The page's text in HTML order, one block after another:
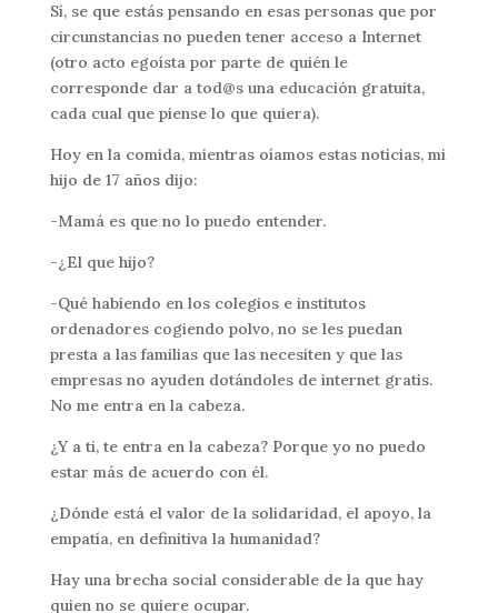
Sí, se que estás pensando en esas personas que por
circunstancias no pueden tener acceso a Internet
(otro acto egoísta por parte de quién le
corresponde dar a tod@s una educación gratuita,
cada cual que piense lo que quiera).
Hoy en la comida, mientras oíamos estas noticias, mi
hijo de 17 años dijo:
-Mamá es que no lo puedo entender.
-¿El que hijo?
-Qué habiendo en los colegios e institutos
ordenadores cogiendo polvo, no se les puedan
presta a las familias que las necesiten y que las
empresas no ayuden dotándoles de internet gratis.
No me entra en la cabeza.
¿Y a ti, te entra en la cabeza? Porque yo no puedo
estar más de acuerdo con él.
¿Dónde está el valor de la solidaridad, el apoyo, la
empatía, en definitiva la humanidad?
Hay una brecha social considerable de la que hay
quien no se quiere ocupar.